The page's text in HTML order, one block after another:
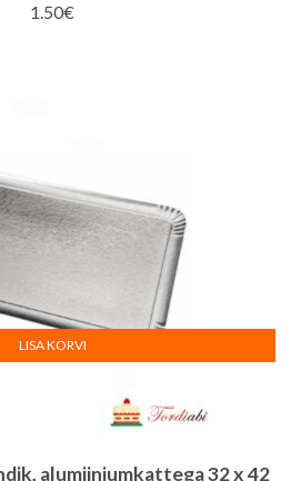
1.50€
alumiiniumkattega 32 x 42
LISA KORVI